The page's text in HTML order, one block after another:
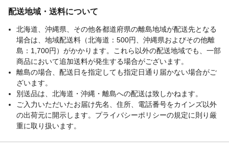
配送地域・送料について
北海道、沖縄県、その他各都道府県の離島地域が配送先となる
場合は、地域配送料（北海道：500円、沖縄県およびその他離
島：1,700円）がかかります。これら以外の配送地域でも、一部
商品において追加送料が発生する場合がございます。
離島の場合、配送日を指定しても指定日通り届かない場合がご
ざいます。
別送品は、北海道・沖縄・離島への配送は致しかねます。
ご入力いただいたお届け先名、住所、電話番号をカインズ以外
の出荷元に開示します。プライバシーポリシーの規定に則り厳
重に取り扱います。